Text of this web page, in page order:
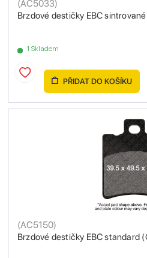
Brzdové destičky EBC
(AC5033)
1 Skladem
PŘIDAT DO KOŠÍKU
Brzdové destičky EBC standard
(AC5150)